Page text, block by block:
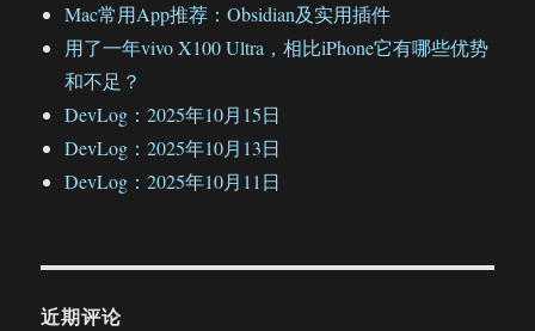
Mac常用App推荐：Obsidian及实用插件
用了一年vivo X100 Ultra，相比iPhone它有哪些优势
和不足？
DevLog：2025年10月15日
DevLog：2025年10月13日
DevLog：2025年10月11日
近期评论